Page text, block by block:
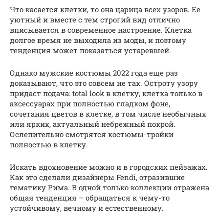
Что касается клетки, то она царица всех узоров. Ее
уютный и вместе с тем строгий вид отлично
вписывается в современное настроение. Клетка
долгое время не выходила из моды, и поэтому
тенденция может показаться устаревшей.
Однако мужские костюмы 2022 года еще раз
доказывают, что это совсем не так. Остроту узору
придаст подача: total look в клетку, клетка только в
аксессуарах при полностью гладком фоне,
сочетания цветов в клетке, в том числе необычных
или ярких, актуальный небрежный покрой.
Ослепительно смотрятся костюмы-тройки
полностью в клетку.
Искать вдохновение можно и в городских пейзажах.
Как это сделали дизайнеры Fendi, отразившие
тематику Рима. В одной только коллекции отражена
общая тенденция – обращаться к чему-то
устойчивому, вечному и естественному.